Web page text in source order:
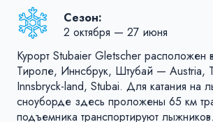
Сезон:
2 октября — 27 июня
Курорт Stubaier Gletscher расположен
Тироле, Иннсбрук, Штубай — Austria,
Innsbryck-land, Stubai. Для катания на
сноуборде здесь проложены 65 км
подъемника транспортируют